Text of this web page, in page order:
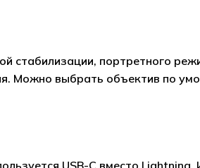
стабилизации, портретного
Можно выбрать объектив по
USB-C вместо